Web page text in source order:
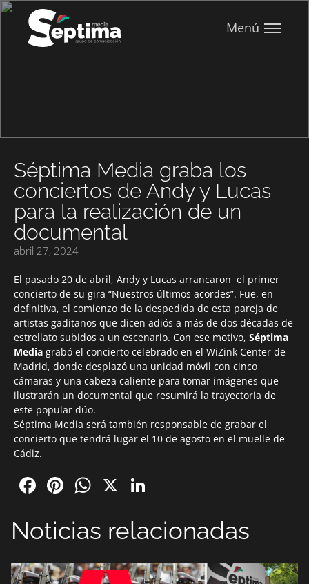
Séptima Media graba los
conciertos de Andy y Lucas
para la realización de un
documental
abril 27, 2024
El pasado 20 de abril, Andy y Lucas arrancaron el primer
concierto de su gira “Nuestros últimos acordes”. Fue, en
definitiva, el comienzo de la despedida de esta pareja de
artistas gaditanos que dicen adiós a más de dos décadas de
estrellato subidos a un escenario. Con ese motivo, Séptima
Media grabó el concierto celebrado en el WiZink Center de
Madrid, donde desplazó una unidad móvil con cinco
cámaras y una cabeza caliente para tomar imágenes que
ilustrarán un documental que resumirá la trayectoria de
este popular dúo.
Séptima Media será también responsable de grabar el
concierto que tendrá lugar el 10 de agosto en el muelle de
Cádiz.
Facebook
Pinterest
WhatsApp
X
Noticias relacionadas
Menú